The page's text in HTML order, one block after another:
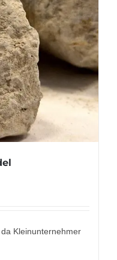
Kleinunternehmer